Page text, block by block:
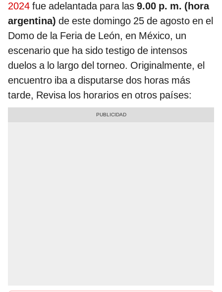
2024 fue adelantada para las 9.00 p. m. (hora
argentina) de este domingo 25 de agosto en el
Domo de la Feria de León, en México, un
escenario que ha sido testigo de intensos
duelos a lo largo del torneo. Originalmente, el
encuentro iba a disputarse dos horas más
tarde, Revisa los horarios en otros países: